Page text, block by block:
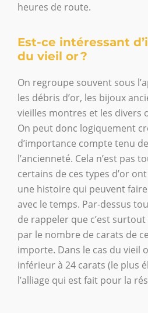
heures de route.
Est-ce intéressant
du vieil or ?
On regroupe souvent sous
les débris d’or, les bijoux
vieilles montres et les divers
On peut donc logiquement
d’importance compte tenu
l’ancienneté. Cela n’est pas
certains de ces types d’or
une histoire qui peuvent
avec le temps. Par-dessus
de rappeler que c’est
par le nombre de carats de
importe. Dans le cas du vieil
inférieur à 24 carats (le plus
l’alliage qui est fait pour la